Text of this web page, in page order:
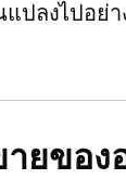
ปลงไปอย่า
ยของ